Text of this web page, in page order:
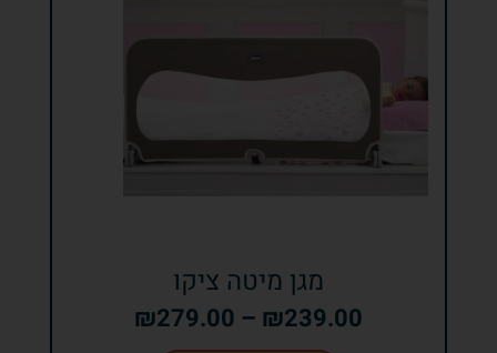
מגן מיטה ציקו
₪239.00
–
₪279.00